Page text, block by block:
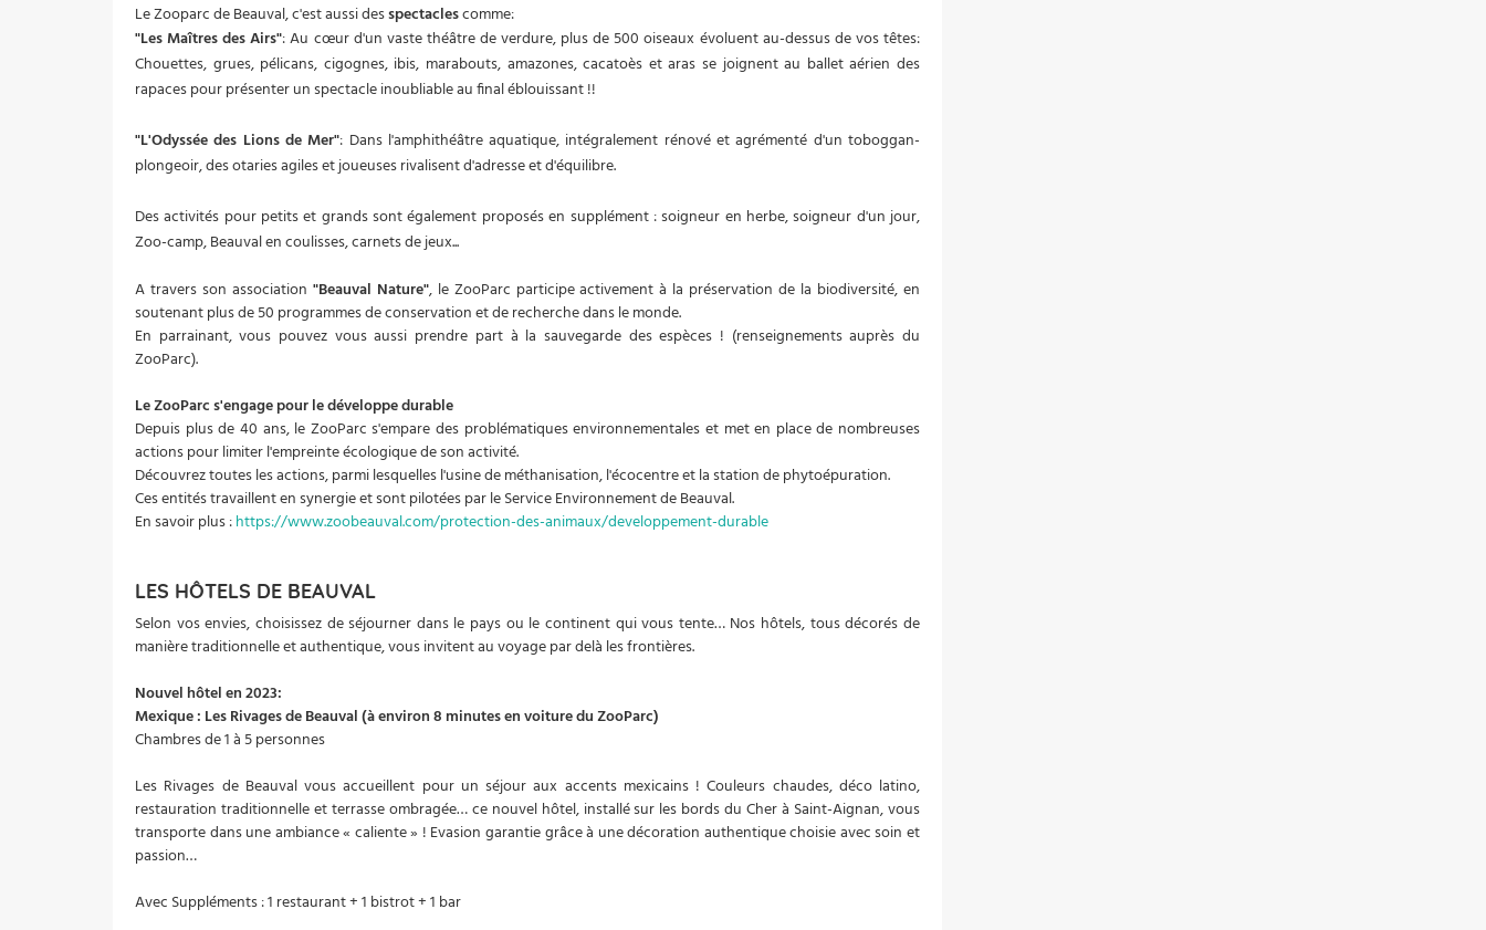
Le Zooparc de Beauval, c'est aussi desspectaclescomme:
"Les Maîtres des Airs": Au cœur d'un vaste théâtre de verdure, plus de 500 oiseaux évoluent au-dessus de vos têtes:
Chouettes, grues, pélicans, cigognes, ibis, marabouts, amazones, cacatoès et aras se joignent au ballet aérien des
rapaces pour présenter un spectacle inoubliable au final éblouissant !!
"L'Odyssée des Lions de Mer": Dans l'amphithéâtre aquatique, intégralement rénové et agrémenté d'un toboggan-
plongeoir, des otaries agiles et joueuses rivalisent d'adresse et d'équilibre.
Des activités pour petits et grands sont également proposés en supplément : soigneur en herbe, soigneur d'un jour,
Zoo-camp, Beauval en coulisses, carnets de jeux...
A travers son association "Beauval Nature", le ZooParc participe activement à la préservation de la biodiversité, en
soutenant plus de 50 programmes de conservation et de recherche dans le monde.
En parrainant, vous pouvez vous aussi prendre part à la sauvegarde des espèces ! (renseignements auprès du
ZooParc).
Le ZooParc s'engage pour le développe durable
Depuis plus de 40 ans, le ZooParc s'empare des problématiques environnementales et met en place de nombreuses
actions pour limiter l'empreinte écologique de son activité.
Découvrez toutes les actions, parmi lesquelles l'usine de méthanisation, l'écocentre et la station de phytoépuration.
Ces entités travaillent en synergie et sont pilotées par le Service Environnement de Beauval.
En savoir plus :https://www.zoobeauval.com/protection-des-animaux/developpement-durable
LES HÔTELS DE BEAUVAL
Selon vos envies, choisissez de séjourner dans le pays ou le continent qui vous tente… Nos hôtels, tous décorés de
manière traditionnelle et authentique, vous invitent au voyage par delà les frontières.
Nouvel hôtel en 2023:
Mexique : Les Rivages de Beauval (à environ 8 minutes en voiture du ZooParc)
Chambres de 1 à 5 personnes
Les Rivages de Beauval vous accueillent pour un séjour aux accents mexicains ! Couleurs chaudes, déco latino,
restauration traditionnelle et terrasse ombragée… ce nouvel hôtel, installé sur les bords du Cher à Saint-Aignan, vous
transporte dans une ambiance « caliente » ! Evasion garantie grâce à une décoration authentique choisie avec soin et
passion…
Avec Suppléments : 1 restaurant + 1 bistrot + 1 bar